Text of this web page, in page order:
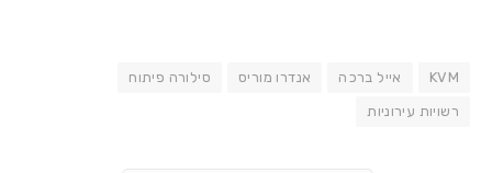
KVM אייל ברכה אנדרו מוריס סילורה פיתוח
רשויות עירוניות